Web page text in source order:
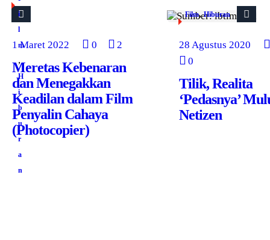
i
l
m
,
H
i
b
u
r
a
n
1 Maret 2022 0 2
Meretas Kebenaran
dan Menegakkan
Keadilan dalam Film
Penyalin Cahaya
(Photocopier)
Film,Hiburan
28 Agustus 2020
0
Tilik, Realita
‘Pedasnya’
Netizen